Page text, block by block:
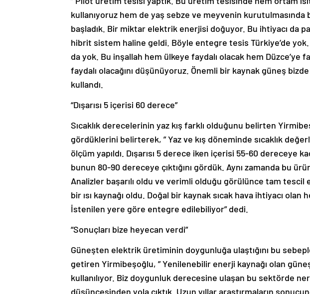
kullanıyoruz hem de yaş sebze ve meyvenin
başladık. Bir miktar elektrik enerjisi doğuyor. Bu ihtiyacı da
hibrit sistem haline geldi. Böyle entegre tesis Türkiye’de yok.
da yok. Bu inşallah hem ülkeye faydalı olacak hem Düzce’ye
faydalı olacağını düşünüyoruz. Önemli bir kaynak güneş
kullandı.
“Dışarısı 5 içerisi 60 derece”
Sıcaklık derecelerinin yaz kış farklı olduğunu belirten
gördüklerini belirterek, ” Yaz ve kış döneminde sıcaklık
ölçüm yapıldı. Dışarısı 5 derece iken içerisi 55-60 dereceye
bunun 80-90 dereceye çıktığını gördük. Aynı zamanda bu
Analizler başarılı oldu ve verimli olduğu görülünce tam tescil
bir ısı kaynağı oldu. Doğal bir kaynak sıcak hava ihtiyacı
İstenilen yere göre entegre edilebiliyor” dedi.
“Sonuçları bize heyecan verdi”
Güneşten elektrik üretiminin doygunluğa ulaştığını bu
getiren Yirmibeşoğlu, ” Yenilenebilir enerji kaynağı olan
kullanılıyor. Biz doygunluk derecesine ulaşan bu sektörde
düşüncesinden yola çıktık. Uzun yıllar araştırmaların